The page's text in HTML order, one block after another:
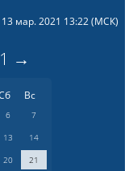
13 мар. 2021 13:22(МСК)
→
Вс
6
7
13
14
20
21